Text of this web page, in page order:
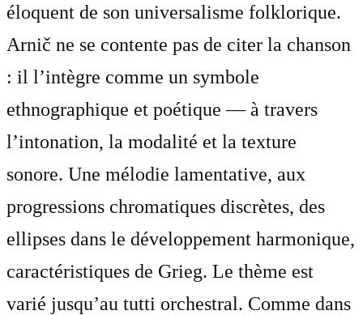
éloquent de son universalisme folklorique.
Arnič ne se contente pas de citer la chanson
: il l’intègre comme un symbole
ethnographique et poétique — à travers
l’intonation, la modalité et la texture
sonore. Une mélodie lamentative, aux
progressions chromatiques discrètes, des
ellipses dans le développement harmonique,
caractéristiques de Grieg. Le thème est
varié jusqu’au tutti orchestral. Comme dans